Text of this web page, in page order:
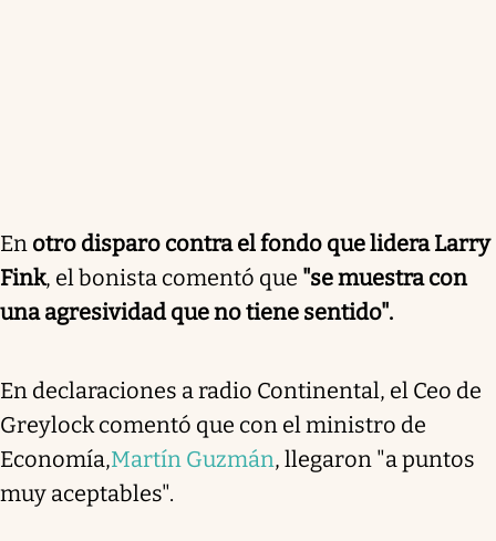
En otro disparo contra el fondo que lidera Larry
Fink, el bonista comentó que "se muestra con
una agresividad que no tiene sentido".
En declaraciones a radio Continental, el Ceo de
Greylock comentó que con el ministro de
Economía,Martín Guzmán, llegaron "a puntos
muy aceptables".